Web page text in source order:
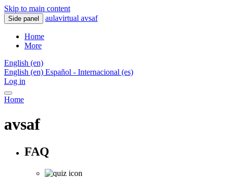
Skip to main content
Side panel aulavirtual avsaf
Home
More
English ‎(en)‎
English ‎(en)‎ Español - Internacional ‎(es)‎
Log in
Home
avsaf
FAQ